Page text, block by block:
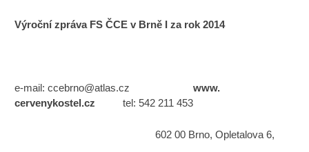
Výroční zpráva FS ČCE v Brně I za rok 2014
e-mail:ccebrno@atlas.cz
www.
cervenykostel.cz tel: 542 211 453
602 00 Brno, Opletalova 6,